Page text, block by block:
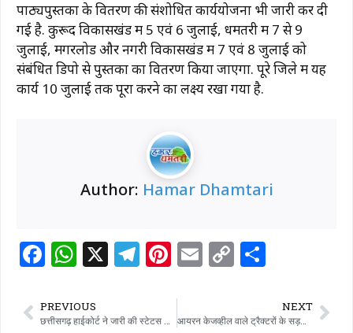
पाठ्यपुस्तकों के वितरण की संशोधित कार्ययोजना भी जारी कर दी
गई है. कुरूद विकासखंड में 5 एवं 6 जुलाई, धमतरी में 7 से 9
जुलाई, मगरलोड और नगरी विकासखंड में 7 एवं 8 जुलाई को
संबंधित डिपो से पुस्तकों का वितरण किया जाएगा. पूरे जिले में यह
कार्य 10 जुलाई तक पूरा करने का लक्ष्य रखा गया है.
Author: Hamar Dhamtari
F
a
c
W
h
at
X T
el
Pi
n
te
E
m
C
o
ar
PREVIOUS NEXT
आयरन केजव्हील वाले ट्रैक्टरों के सड़कों पर संचालन पर सख्ती, निर्देश जारी